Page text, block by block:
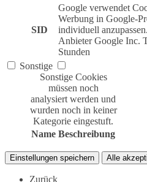
SID
Google verwendet
Werbung in Google-
individuell anzupassen.
Anbieter Google Inc.
Stunden
Sonstige
Sonstige Cookies
müssen noch
analysiert werden und
wurden noch in keiner
Kategorie eingestuft.
Name Beschreibung
Einstellungen speichern Alle
Zurück